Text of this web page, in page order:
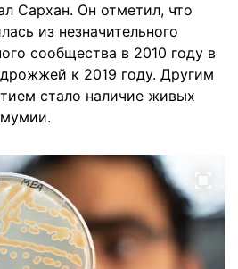
Сархан. Он отметил, что
из незначительного
сообщества в 2010 году в
к 2019 году. Другим
стало наличие живых